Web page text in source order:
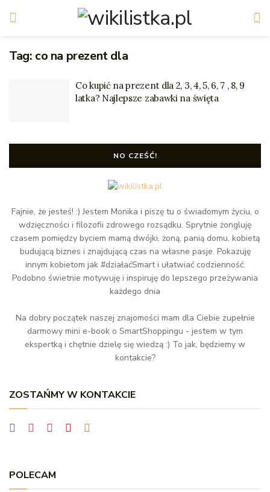
Tag: co na prezent dla
Co kupić na prezent dla 2, 3, 4, 5, 6, 7 , 8, 9
latka? Najlepsze zabawki na święta
NO CZEŚĆ!
Fajnie, że jesteś! :) Jestem Monika i piszę tu o świadomym życiu, o
wdzięczności i filozofii zdrowego rozsądku. Sprytnie żongluję
czasem pomiędzy byciem mamą dwójki, żoną, panią domu, kobietą
budującą biznes i znajdującą czas na własne pasje. Pokazuję
innym kobietom jak #działaćSmart i ułatwiać codzienność.
Podobno świetnie motywuję i inspiruję do lepszego przeżywania
każdego dnia
Na dobry początek naszej znajomości mam dla Ciebie zupełnie
darmowy mini e-book o SmartShoppingu - jestem w tym
ekspertką i chętnie dzielę się wiedzą :) To jak, będziemy w
kontakcie?
ZOSTAŃMY W KONTAKCIE
POLECAM